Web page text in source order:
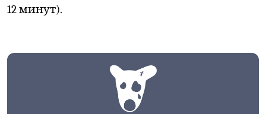
12 минут).